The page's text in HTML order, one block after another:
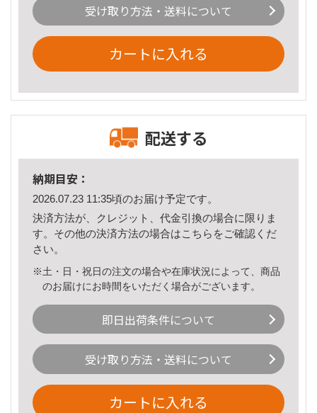
受け取り方法・送料について
カートに入れる
配送する
納期目安：
2026.07.23 11:35頃のお届け予定です。
決済方法が、クレジット、代金引換の場合に限りま
す。その他の決済方法の場合はこちら をご確認くだ
さい。
※土・日・祝日の注文の場合や在庫状況によって、商品
のお届けにお時間をいただく場合がございます。
即日出荷条件について
受け取り方法・送料について
カートに入れる